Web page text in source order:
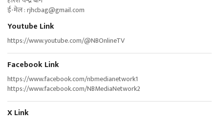
ई-मेल :rjhcbag@gmail.com
Youtube Link
https://www.youtube.com/@NBOnlineTV
Facebook Link
https://www.facebook.com/nbmedianetwork1
https://www.facebook.com/NBMediaNetwork2
X Link